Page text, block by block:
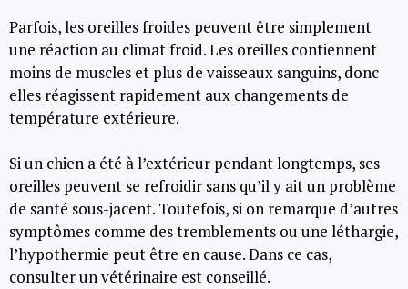
Parfois, les oreilles froides peuvent être simplement
une réaction au climat froid. Les oreilles contiennent
moins de muscles et plus de vaisseaux sanguins, donc
elles réagissent rapidement aux changements de
température extérieure.
Si un chien a été à l’extérieur pendant longtemps, ses
oreilles peuvent se refroidir sans qu’il y ait un problème
de santé sous-jacent. Toutefois, si on remarque d’autres
symptômes comme des tremblements ou une léthargie,
l’hypothermie peut être en cause. Dans ce cas,
consulter un vétérinaire est conseillé.